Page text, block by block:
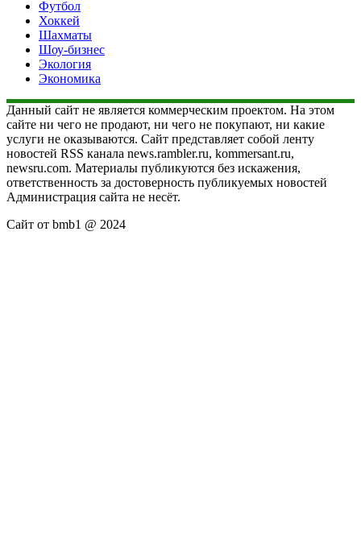
Футбол
Хоккей
Шахматы
Шоу-бизнес
Экология
Экономика
Данный сайт не является коммерческим проектом. На этом
сайте ни чего не продают, ни чего не покупают, ни какие
услуги не оказываются. Сайт представляет собой ленту
новостей RSS канала news.rambler.ru, kommersant.ru,
newsru.com. Материалы публикуются без искажения,
ответственность за достоверность публикуемых новостей
Администрация сайта не несёт.
Сайт от bmb1 @ 2024